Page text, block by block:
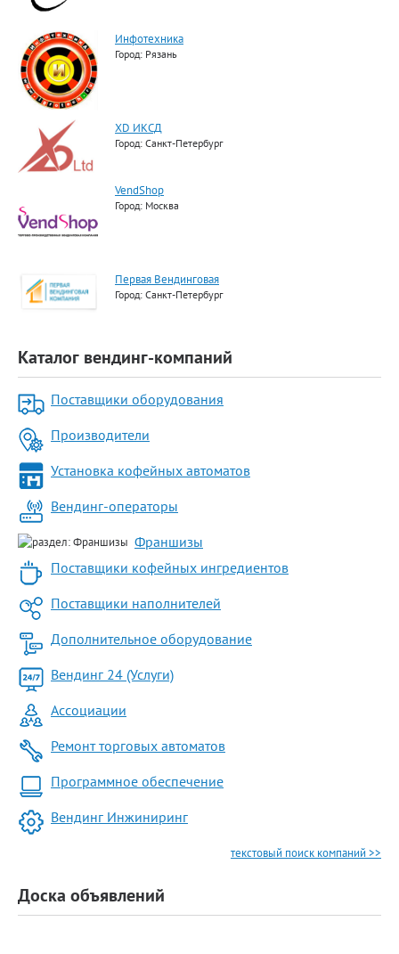
Инфотехника
Город: Рязань
XD ИКСД
Город: Санкт-Петербург
VendShop
Город: Москва
Первая Вендинговая
Город: Санкт-Петербург
Каталог вендинг-компаний
Поставщики оборудования
Производители
Установка кофейных автоматов
Вендинг-операторы
Франшизы
Поставщики кофейных ингредиентов
Поставщики наполнителей
Дополнительное оборудование
Вендинг 24 (Услуги)
Ассоциации
Ремонт торговых автоматов
Программное обеспечение
Вендинг Инжиниринг
текстовый поиск компаний >>
Доска объявлений